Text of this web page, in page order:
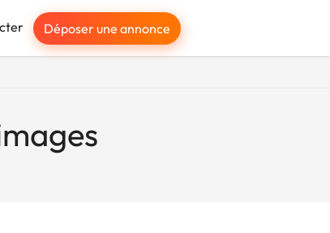
Déposer une annonce